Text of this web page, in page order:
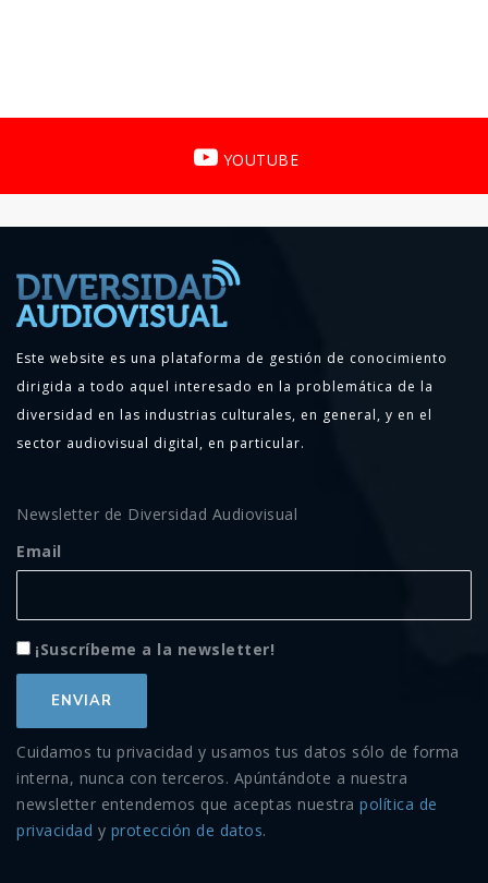
YOUTUBE
Este website es una plataforma de gestión de conocimiento
dirigida a todo aquel interesado en la problemática de la
diversidad en las industrias culturales, en general, y en el
sector audiovisual digital, en particular.
Newsletter de Diversidad Audiovisual
Email
¡Suscríbeme a la newsletter!
Cuidamos tu privacidad y usamos tus datos sólo de forma
interna, nunca con terceros. Apúntándote a nuestra
newsletter entendemos que aceptas nuestra política de
privacidad y protección de datos.